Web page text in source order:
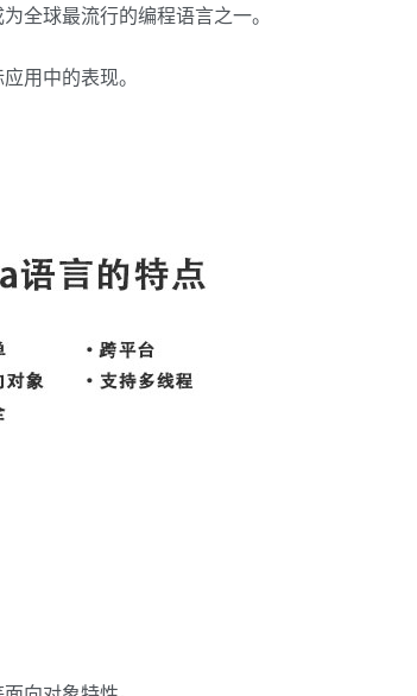
全球最流行的编程语言之一。
用中的表现。